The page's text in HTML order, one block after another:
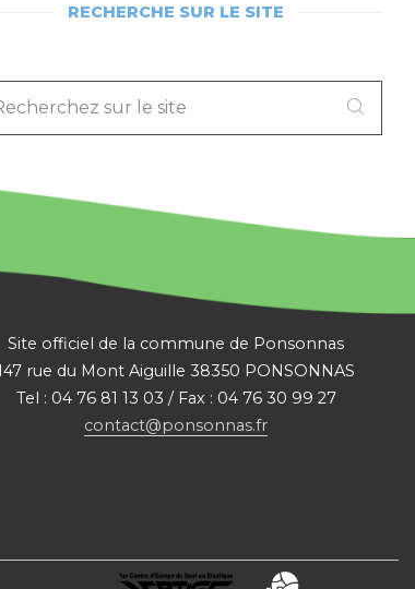
RECHERCHE SUR LE SITE
Site officiel de la commune de Ponsonnas
rue du Mont Aiguille 38350 PONSONNAS
Tel : 04 76 81 13 03 / Fax : 04 76 30 99 27
contact@ponsonnas.fr